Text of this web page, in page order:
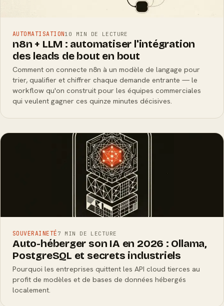
AUTOMATISATION10 MIN DE LECTURE
n8n + LLM : automatiser l'intégration
des leads de bout en bout
Comment on connecte n8n à un modèle de langage pour
trier, qualifier et chiffrer chaque demande entrante — le
workflow qu'on construit pour les équipes commerciales
qui veulent gagner ces quinze minutes décisives.
SOUVERAINETÉ 7 MIN DE LECTURE
Auto-héberger son IA en 2026 : Ollama,
PostgreSQL et secrets industriels
Pourquoi les entreprises quittent les API cloud tierces au
profit de modèles et de bases de données hébergés
localement.